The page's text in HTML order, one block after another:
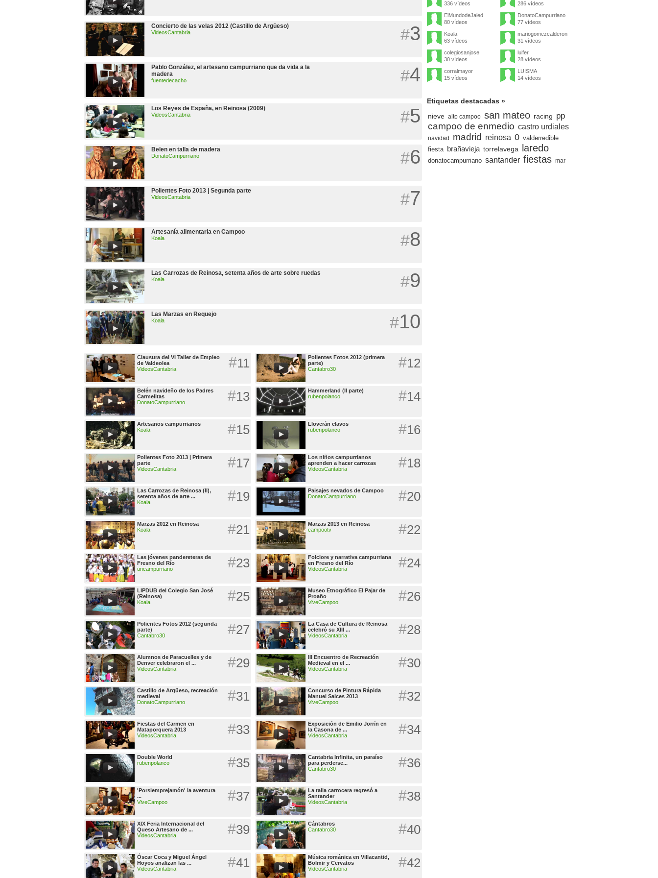
#3
Concierto de las velas 2012 (Castillo de Argüeso)
VideosCantabria
#4
Pablo González, el artesano campurriano que da vida a la
madera
fuentedecacho
#5
Los Reyes de España, en Reinosa (2009)
VideosCantabria
#6
Belen en talla de madera
DonatoCampurriano
#7
Polientes Foto 2013 | Segunda parte
VideosCantabria
#8
Artesanía alimentaria en Campoo
Koala
#9
Las Carrozas de Reinosa, setenta años de arte sobre ruedas
Koala
#10
Las Marzas en Requejo
Koala
#11
Clausura del VI Taller de Empleo
de Valdeolea
VideosCantabria
#12
Polientes Fotos 2012 (primera
parte)
Cantabro30
#13
Belén navideño de los Padres
Carmelitas
DonatoCampurriano
#14
Hammerland (II parte)
rubenpolanco
#15
Artesanos campurrianos
Koala
#16
Lloverán clavos
rubenpolanco
#17
Polientes Foto 2013 | Primera
parte
VideosCantabria
#18
Los niños campurrianos
aprenden a hacer carrozas
VideosCantabria
#19
Las Carrozas de Reinosa (II),
setenta años de arte ...
Koala
#20
Paisajes nevados de Campoo
DonatoCampurriano
#21
Marzas 2012 en Reinosa
Koala
#22
Marzas 2013 en Reinosa
campootv
#23
Las jóvenes pandereteras de
Fresno del Río
uncampurriano
#24
Folclore y narrativa campurriana
en Fresno del Río
VideosCantabria
#25
LIPDUB del Colegio San José
(Reinosa)
Koala
#26
Museo Etnográfico El Pajar de
Proaño
ViveCampoo
#27
Polientes Fotos 2012 (segunda
parte)
Cantabro30
#28
La Casa de Cultura de Reinosa
celebró su XIII ...
VideosCantabria
#29
Alumnos de Paracuelles y de
Denver celebraron el ...
VideosCantabria
#30
III Encuentro de Recreación
Medieval en el ...
VideosCantabria
#31
Castillo de Argüeso, recreación
medieval
DonatoCampurriano
#32
Concurso de Pintura Rápida
Manuel Salces 2013
ViveCampoo
#33
Fiestas del Carmen en
Mataporquera 2013
VideosCantabria
#34
Exposición de Emilio Jorrín en
la Casona de ...
VideosCantabria
#35
Double World
rubenpolanco
#36
Cantabria Infinita, un paraíso
para perderse...
Cantabro30
#37
'Porsiemprejamón' la aventura
...
ViveCampoo
#38
La talla carrocera regresó a
Santander
VideosCantabria
#39
XIX Feria Internacional del
Queso Artesano de ...
VideosCantabria
#40
Cántabros
Cantabro30
#41
Óscar Coca y Miguel Ángel
Hoyos analizan las ...
VideosCantabria
#42
Música románica en Villacantid,
Bolmir y Cervatos
VideosCantabria
336 vídeos
286 vídeos
ElMundodeJaled
80 vídeos
DonatoCampurriano
77 vídeos
Koala
63 vídeos
mariogomezcalderon
31 vídeos
colegiosanjose
30 vídeos
luifer
28 vídeos
corralmayor
15 vídeos
LUISMA
14 vídeos
Etiquetas destacadas »
nieve alto campoo san mateo racing pp
campoo de enmedio castro urdiales
navidad madrid reinosa 0 valderredible
fiesta brañavieja torrelavega laredo
donatocampurriano santander fiestas mar